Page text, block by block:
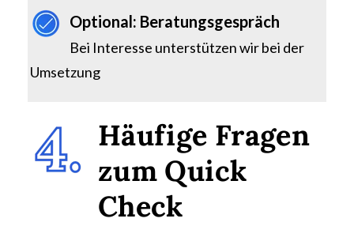
Optional: Beratungsgespräch
Bei Interesse unterstützen wir bei der
Umsetzung
Häufige Fragen
zum Quick
Check